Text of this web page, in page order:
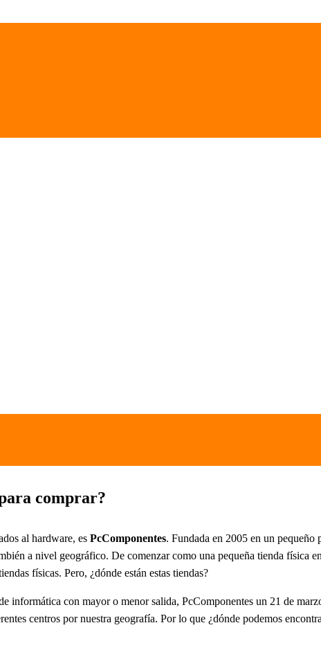
comprar?
al hardware, es PcComponentes. Fundada en 2005 en un
a nivel geográfico. De comenzar como una pequeña tienda física en
físicas. Pero, ¿dónde están estas tiendas?
informática con mayor o menor salida, PcComponentes un 21 de
centros por nuestra geografía. Por lo que ¿dónde podemos